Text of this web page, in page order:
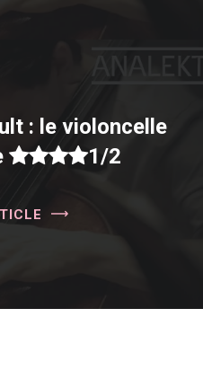
: le violoncelle
1/2